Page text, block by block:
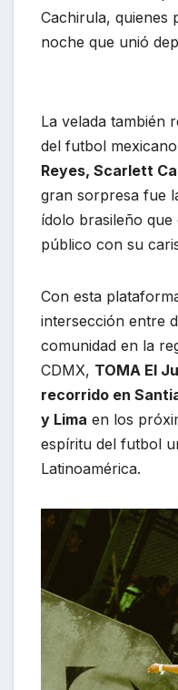
Cachirula, quienes
noche que unió
La velada también
del futbol
Reyes, Scarlett
gran sorpresa fue
ídolo brasileño
público con su
Con esta
intersección entre
comunidad en la
CDMX, TOMA El
recorrido en
y Lima en los
espíritu del futbol
Latinoamérica.